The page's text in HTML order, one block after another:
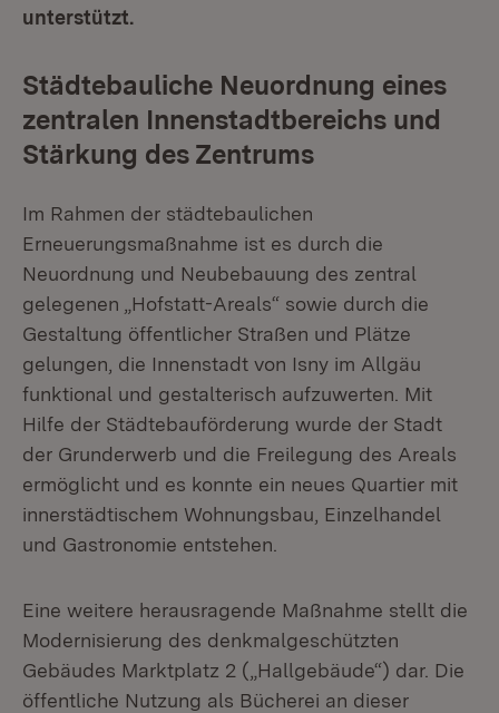
unterstützt.
Städtebauliche Neuordnung eines
zentralen Innenstadtbereichs und
Stärkung des Zentrums
Im Rahmen der städtebaulichen
Erneuerungsmaßnahme ist es durch die
Neuordnung und Neubebauung des zentral
gelegenen „Hofstatt-Areals“ sowie durch die
Gestaltung öffentlicher Straßen und Plätze
gelungen, die Innenstadt von Isny im Allgäu
funktional und gestalterisch aufzuwerten. Mit
Hilfe der Städtebauförderung wurde der Stadt
der Grunderwerb und die Freilegung des Areals
ermöglicht und es konnte ein neues Quartier mit
innerstädtischem Wohnungsbau, Einzelhandel
und Gastronomie entstehen.
Eine weitere herausragende Maßnahme stellt die
Modernisierung des denkmalgeschützten
Gebäudes Marktplatz 2 („Hallgebäude“) dar. Die
öffentliche Nutzung als Bücherei an dieser